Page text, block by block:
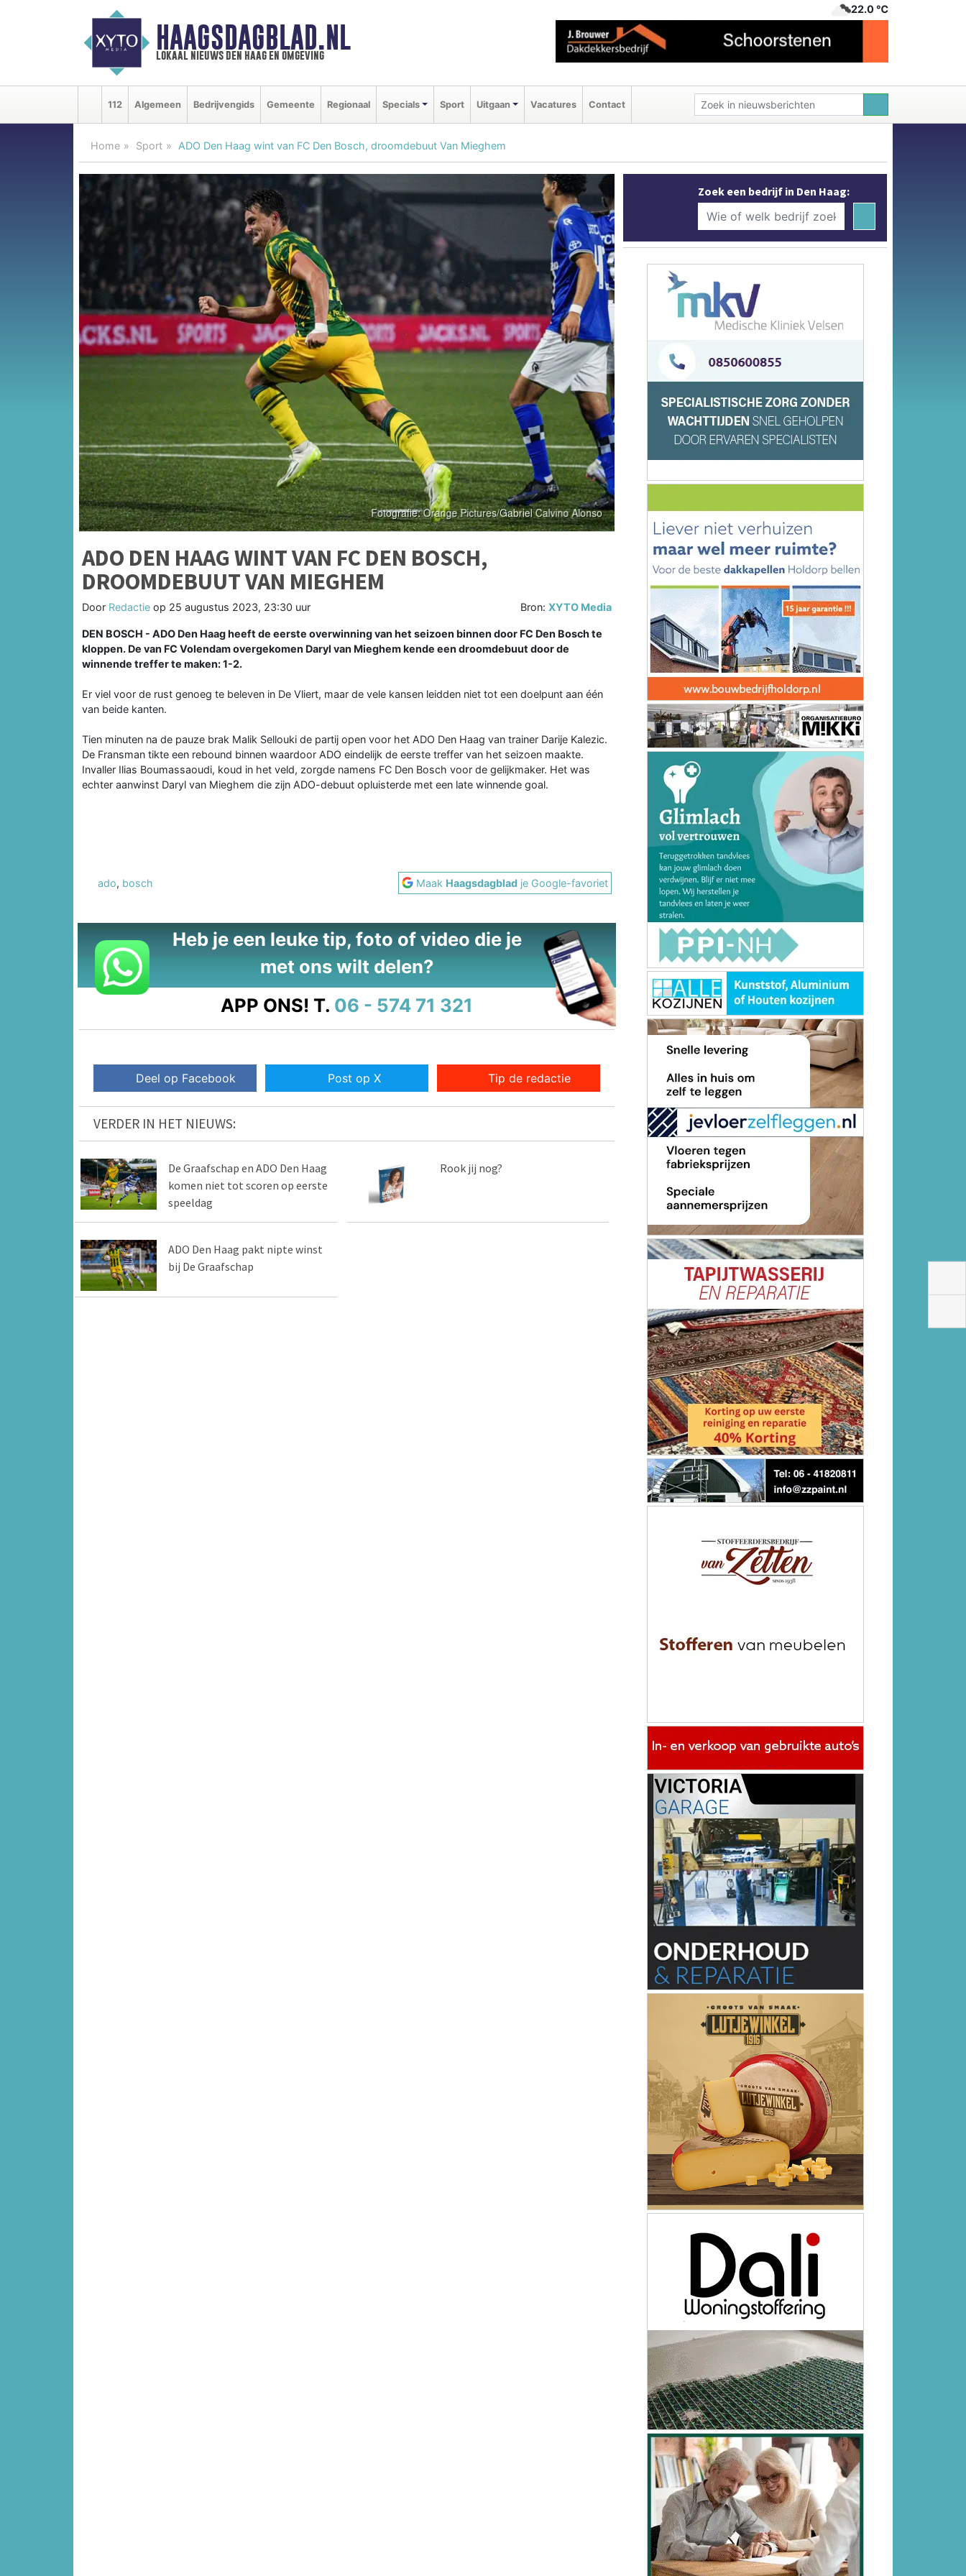
HAAGSDAGBLAD.NL
lokaal nieuws den haag en omgeving
22.0 ℃
112 Algemeen Bedrijvengids Gemeente Regionaal Specials Sport Uitgaan Vacatures Contact
Home Sport ADO Den Haag wint van FC Den Bosch, droomdebuut Van Mieghem
ADO DEN HAAG WINT VAN FC DEN BOSCH,
DROOMDEBUUT VAN MIEGHEM
Door Redactie op 25 augustus 2023, 23:30 uur Bron:XYTO Media
DEN BOSCH - ADO Den Haag heeft de eerste overwinning van het seizoen binnen door FC Den Bosch te
kloppen. De van FC Volendam overgekomen Daryl van Mieghem kende een droomdebuut door de
winnende treffer te maken: 1-2.
Er viel voor de rust genoeg te beleven in De Vliert, maar de vele kansen leidden niet tot een doelpunt aan één
van beide kanten.
Tien minuten na de pauze brak Malik Sellouki de partij open voor het ADO Den Haag van trainer Darije Kalezic.
De Fransman tikte een rebound binnen waardoor ADO eindelijk de eerste treffer van het seizoen maakte.
Invaller Ilias Boumassaoudi, koud in het veld, zorgde namens FC Den Bosch voor de gelijkmaker. Het was
echter aanwinst Daryl van Mieghem die zijn ADO-debuut opluisterde met een late winnende goal.
ado, bosch Maak Haagsdagblad je Google-favoriet
Heb je een leuke tip, foto of video die je
met ons wilt delen?
APP ONS! T. 06 - 574 71 321
Deel op Facebook Post op X Tip de redactie
VERDER IN HET NIEUWS:
De Graafschap en ADO Den Haag
komen niet tot scoren op eerste
speeldag
Rook jij nog?
ADO Den Haag pakt nipte winst
bij De Graafschap
Zoek een bedrijf in Den Haag: